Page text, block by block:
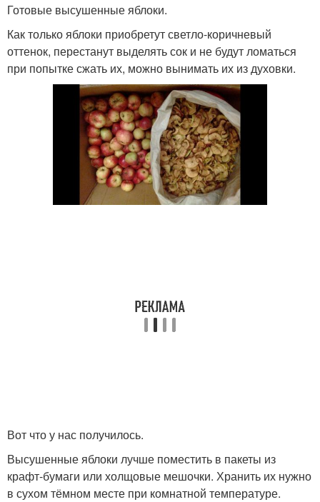
Готовые высушенные яблоки.
Как только яблоки приобретут светло‑коричневый
оттенок, перестанут выделять сок и не будут ломаться
при попытке сжать их, можно вынимать их из духовки.
Вот что у нас получилось.
Высушенные яблоки лучше поместить в пакеты из
крафт‑бумаги или холщовые мешочки. Хранить их нужно
в сухом тёмном месте при комнатной температуре.